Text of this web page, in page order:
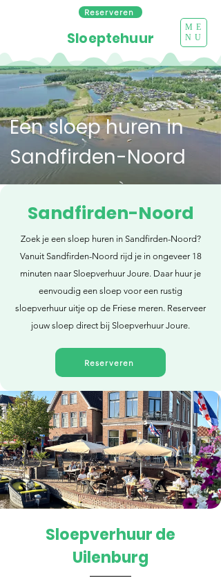
Reserveren
ME
NU
Sloeptehuur
Een sloep huren in
Sandfirden-Noord
Sandfirden-Noord
Zoek je een sloep huren in Sandfirden-Noord?
Vanuit Sandfirden-Noord rijd je in ongeveer 18
minuten naar Sloepverhuur Joure. Daar huur je
eenvoudig een sloep voor een rustig
sloepverhuur uitje op de Friese meren. Reserveer
jouw sloep direct bij Sloepverhuur Joure.
Reserveren
Direct reserveren
Sloepverhuur de
Uilenburg